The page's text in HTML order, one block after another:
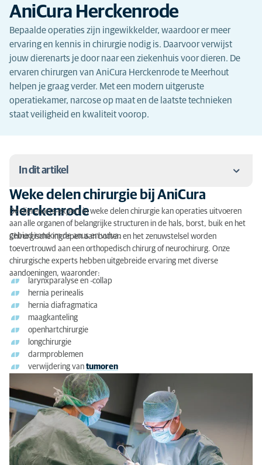
AniCura Herckenrode
Bepaalde operaties zijn ingewikkelder, waardoor er meer
ervaring en kennis in chirurgie nodig is. Daarvoor verwijst
jouw dierenarts je door naar een ziekenhuis voor dieren. De
ervaren chirurgen van AniCura Herckenrode te Meerhout
helpen je graag verder. Met een modern uitgeruste
operatiekamer, narcose op maat en de laatste technieken
staat veiligheid en kwaliteit voorop.
In dit artikel
Weke delen chirurgie bij AniCura Herckenrode
Altijd op de hoogte met de nieuwste kennis en
moderne apparatuur
Wanneer naar een chirurg?
Vragen of advies?
Weke delen chirurgie bij AniCura
Herckenrode
De dierenarts-expert in weke delen chirurgie kan operaties uitvoeren
aan alle organen of belangrijke structuren in de hals, borst, buik en het
gebied rondom de anus en vulva.
Chirurgische ingrepen aan botten en het zenuwstelsel worden
toevertrouwd aan een orthopedisch chirurg of neurochirurg. Onze
chirurgische experts hebben uitgebreide ervaring met diverse
aandoeningen, waaronder:
larynxparalyse en -collap
hernia perinealis
hernia diafragmatica
maagkanteling
openhartchirurgie
longchirurgie
darmproblemen
verwijdering van tumoren